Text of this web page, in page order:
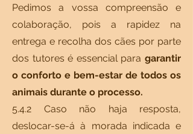
Pedimos a vossa compreensão e
colaboração, pois a rapidez na
entrega e recolha dos cães por parte
dos tutores é essencial para garantir
o conforto e bem-estar de todos os
animais durante o processo.
5.4.2 Caso não haja resposta,
deslocar-se-á à morada indicada e